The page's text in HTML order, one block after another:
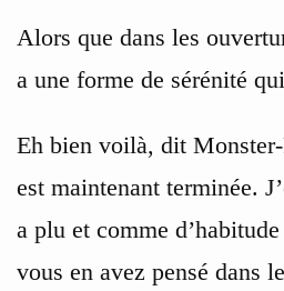
Alors que dans les
a une forme de sérénité
Eh bien voilà, dit
est maintenant terminée.
a plu et comme
vous en avez pensé dans